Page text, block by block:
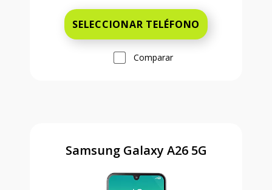
SELECCIONAR TELÉFONO
Comparar
Samsung Galaxy A26 5G